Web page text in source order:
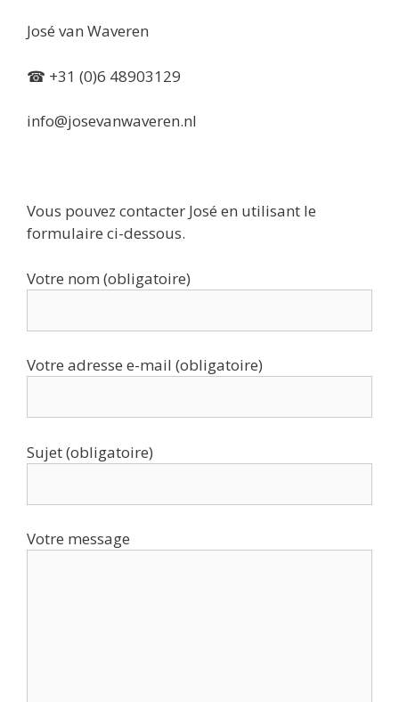
José van Waveren
☎ +31 (0)6 48903129
info@josevanwaveren.nl
Vous pouvez contacter José en utilisant le
formulaire ci-dessous.
Votre nom (obligatoire)
Votre adresse e-mail (obligatoire)
Sujet (obligatoire)
Votre message